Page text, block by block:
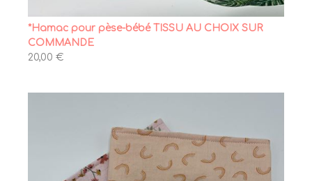
*Hamac pour pèse-bébé TISSU AU CHOIX SUR
COMMANDE
20,00 €